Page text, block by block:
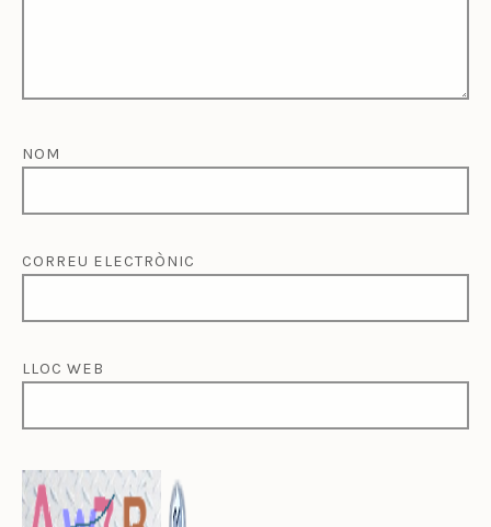
NOM
CORREU ELECTRÒNIC
LLOC WEB